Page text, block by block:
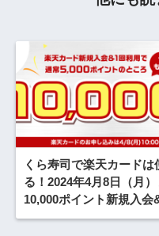
くら寿司で楽天カードは
る！2024年4月8日（月
10,000ポイント新規入会
ャンペーンが開催中